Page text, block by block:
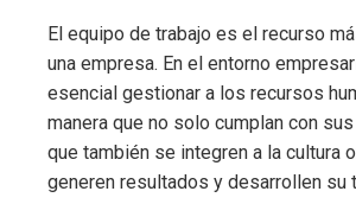
El equipo de trabajo es el recurso
una empresa. En el entorno
esencial gestionar a los recursos
manera que no solo cumplan con
que también se integren a la cultura
generen resultados y desarrollen su